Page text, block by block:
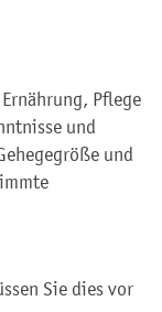
Pflege
und
und
Sie dies vor